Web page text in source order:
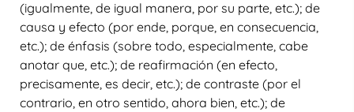
(igualmente, de igual manera, por su parte, etc.); de
causa y efecto (por ende, porque, en consecuencia,
etc.); de énfasis (sobre todo, especialmente, cabe
anotar que, etc.); de reafirmación (en efecto,
precisamente, es decir, etc.); de contraste (por el
contrario, en otro sentido, ahora bien, etc.); de